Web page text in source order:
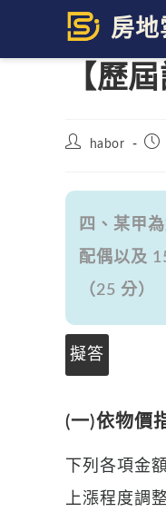
content
【歷
Posthabor
四、某甲
配偶以及
（25 分）
擬答
(一)依物價
下列各項金
上漲程度調